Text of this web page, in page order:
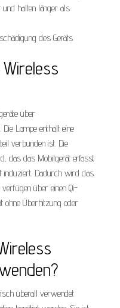
und halten länger als
des Geräts
über
Lampe enthält eine
verbunden ist. Die
das das Mobilgerät erfasst
induziert. Dadurch wird das
verfügen über einen Qi-
ohne Überhitzung oder
überall verwendet